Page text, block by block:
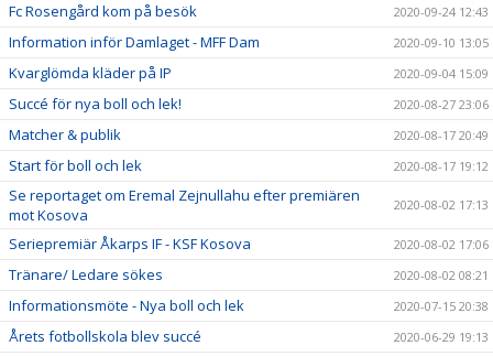
Fc Rosengård kom på besök 2020-09-24 12:43
Information inför Damlaget - MFF Dam 2020-09-10 13:05
Kvarglömda kläder på IP 2020-09-04 15:09
Succé för nya boll och lek! 2020-08-27 23:06
Matcher & publik 2020-08-17 20:49
Start för boll och lek 2020-08-17 19:12
Se reportaget om Eremal Zejnullahu efter premiären
mot Kosova
2020-08-02 17:13
Seriepremiär Åkarps IF - KSF Kosova 2020-08-02 17:06
Tränare/ Ledare sökes 2020-08-02 08:21
Informationsmöte - Nya boll och lek 2020-07-15 20:38
Årets fotbollskola blev succé 2020-06-29 19:13